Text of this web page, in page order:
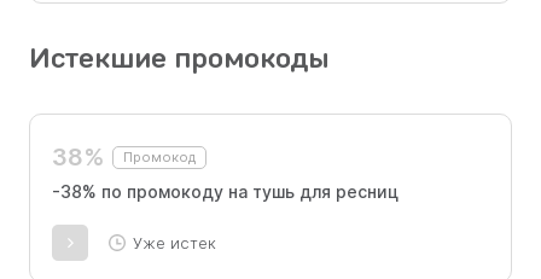
Истекшие промокоды
38% Промокод
-38% по промокоду на тушь для ресниц
Уже истек